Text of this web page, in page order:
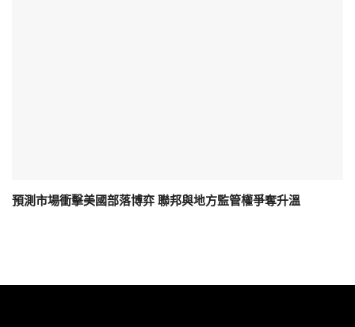
預測市場衝擊美國部落博弈 聯邦與地方監管權爭奪升溫